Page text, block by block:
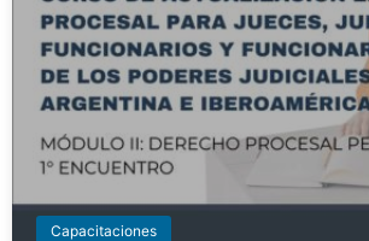
Capacitaciones